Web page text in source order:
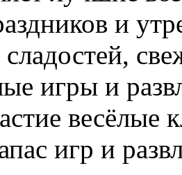
и
игры и
весёлые
игр и